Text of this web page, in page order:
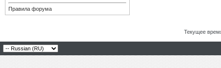
Правила форума
Текущее